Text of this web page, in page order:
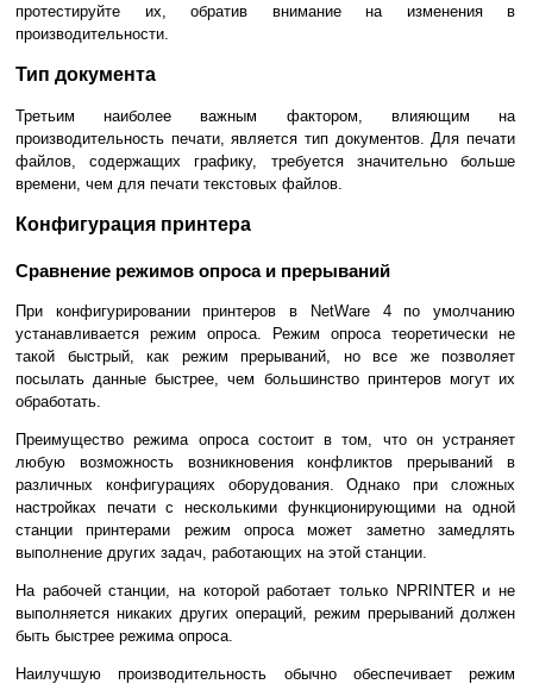
протестируйте их, обратив внимание на изменения в
производительности.
Тип документа
Третьим наиболее важным фактором, влияющим на
производительность печати, является тип документов. Для печати
файлов, содержащих графику, требуется значительно больше
времени, чем для печати текстовых файлов.
Конфигурация принтера
Сравнение режимов опроса и прерываний
При конфигурировании принтеров в NetWare 4 по умолчанию
устанавливается режим опроса. Режим опроса теоретически не
такой быстрый, как режим прерываний, но все же позволяет
посылать данные быстрее, чем большинство принтеров могут их
обработать.
Преимущество режима опроса состоит в том, что он устраняет
любую возможность возникновения конфликтов прерываний в
различных конфигурациях оборудования. Однако при сложных
настройках печати с несколькими функционирующими на одной
станции принтерами режим опроса может заметно замедлять
выполнение других задач, работающих на этой станции.
На рабочей станции, на которой работает только NPRINTER и не
выполняется никаких других операций, режим прерываний должен
быть быстрее режима опроса.
Наилучшую производительность обычно обеспечивает режим